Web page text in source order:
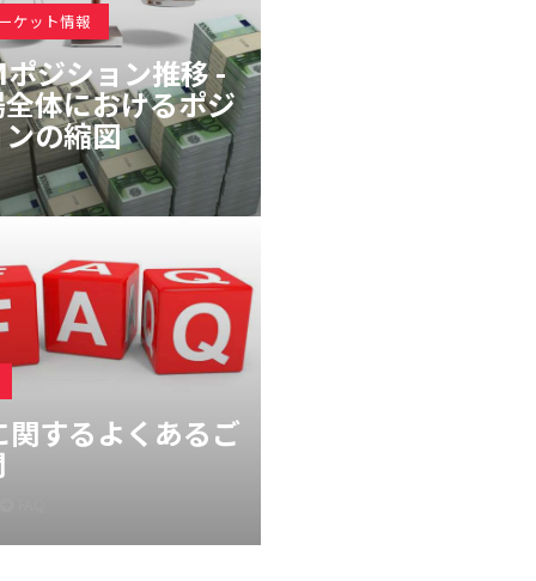
ケット情報
ジション推移 -
体におけるポジ
の縮図
関するよくあるご